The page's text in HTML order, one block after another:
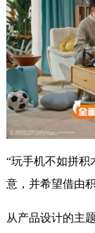
“玩手机不如拼积
意，并希望借由
从产品设计的主